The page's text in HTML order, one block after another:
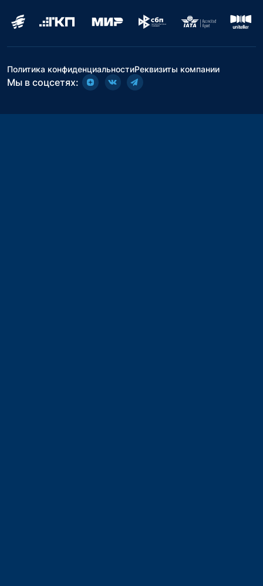
Политика конфиденциальностиРеквизиты компании
Мы в соцсетях: